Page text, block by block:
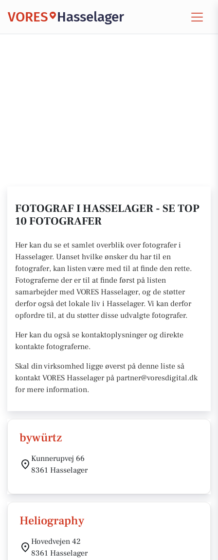
VORES Hasselager
FOTOGRAF I HASSELAGER - SE TOP
10 FOTOGRAFER
Her kan du se et samlet overblik over fotografer i
Hasselager. Uanset hvilke ønsker du har til en
fotografer, kan listen være med til at finde den rette.
Fotograferne der er til at finde først på listen
samarbejder med VORES Hasselager, og de støtter
derfor også det lokale liv i Hasselager. Vi kan derfor
opfordre til, at du støtter disse udvalgte fotografer.
Her kan du også se kontaktoplysninger og direkte
kontakte fotograferne.
Skal din virksomhed ligge øverst på denne liste så
kontakt VORES Hasselager på partner@voresdigital.dk
for mere information.
bywürtz
Kunnerupvej 66
8361 Hasselager
Heliography
Hovedvejen 42
8361 Hasselager